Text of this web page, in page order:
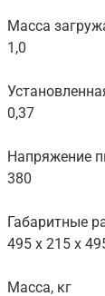
Масса
1,0
0,37
Напряжение
380
Габаритные
495 х 215 х
Масса, кг